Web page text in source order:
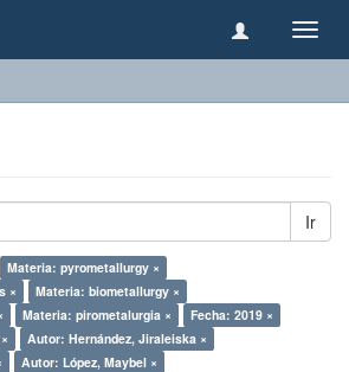
Ir
Materia: pyrometallurgy ×
×
Materia: biometallurgy ×
Materia: pirometalurgia ×
Fecha: 2019 ×
Autor: Hernández, Jiraleiska ×
Autor: López, Maybel ×